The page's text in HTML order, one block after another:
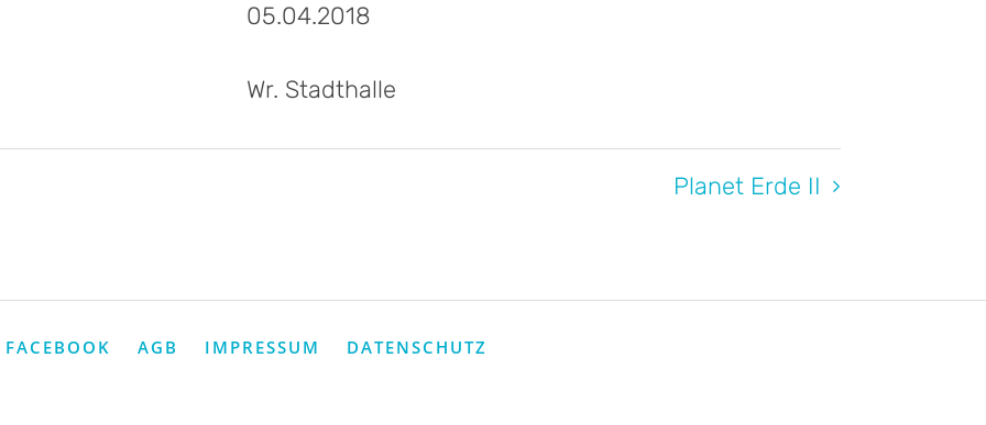
05.04.2018
Wr. Stadthalle
Planet Erde II
FACEBOOK AGB IMPRESSUM DATENSCHUTZ